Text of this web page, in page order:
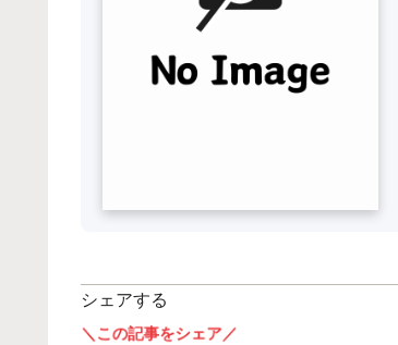
シェアする
＼この記事をシェア／